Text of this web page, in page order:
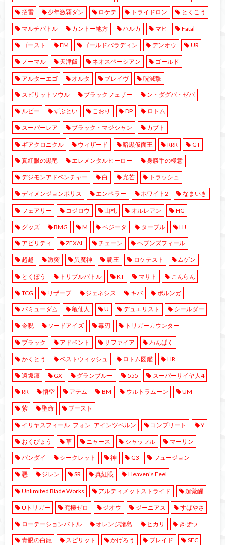
招雷 少年激覇ダン ロケテ トライドロン とくこう
マルチバトル カントー地方 ハルカ マヒ Fatal
ゴースト EM ゴールドパラディン デンオウ UR
ノーマル 天津飯 ネオスペーシアン ゴールド
アルターエゴ オルタ ブレイヴ 呪滅撃
スピリットソウル ブラックフェザー ン・ダグバ・ゼバ
ルビー ずぶとい こおり DP ロトム
スーパーレア ブラック・マジシャン カブト
ギアクロニクル ウィザード 暗黒仮面王 RRR GT
真紅眼の黒竜 エレメンタルヒーロー 身勝手の極意
デジモンアドベンチャー 白 光芒 トラッシュ
ディメンジョンポリス エンペラー ホワイト2 なまいき
フェアリー コジロウ 山札 オルレアン HG
グッズ BMG M ベジータ ターブル HJ
アビリティ ZEXAL チェーン ヘブンズフィール
超越 激突 異魔神 覇王 ロケテスト ムゲン
とくぼう トリプルバトル KT マサト こんらん
TCG リザーブ ジェネシス キバ ポルンガ
バミューダ△ 亀仙人 U デュエリスト シールダー
令呪 ソードアイズ 毒刃 トリガーカウンター
ブラック アドベント サファイア わんぱく
かくとう ベストウィッシュ ロトム図鑑 HR
遠坂凛 GX グランブルー 555 スーパーサイヤ人4
RR 悟空 アテム BM ウルトラムーン UM
紫 聖命 ブースト
イリヤスフィール･フォン･アインツベルン コンプリート Y
おくびょう 草 ニャース シャッフル マーリン
バンダイ シークレット 神 G3 フュージョン
悪 ジレン SR 真紅眼 Heaven's Feel
Unlimited Blade Works アルティメットストライド 超覚醒
Uトリガー 究極ゼロ ジオウ ジーニアス すばやさ
ローテーションバトル オレンジ諸島 ヒカリ きぜつ
青眼の白龍 スピリット かげろう ブレイド SEC